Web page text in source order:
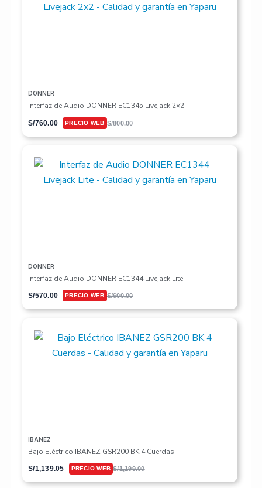
DONNER
Interfaz de Audio DONNER EC1345 Livejack 2×2
S/800.00
S/760.00
DONNER
Interfaz de Audio DONNER EC1344 Livejack Lite
S/600.00
S/570.00
IBANEZ
Bajo Eléctrico IBANEZ GSR200 BK 4 Cuerdas
S/1,199.00
S/1,139.05